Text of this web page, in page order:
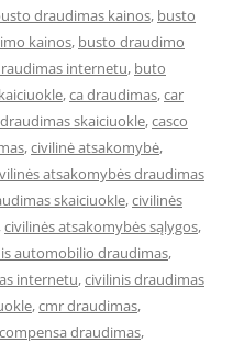
draudimas kainos, busto
kainos, busto draudimo
internetu, buto
,ca draudimas,car
skaiciuokle,casco
,civilinė atsakomybė,
atsakomybės draudimas
skaiciuokle,civilinės
,civilinės atsakomybės sąlygos,
automobilio draudimas,
internetu,civilinis draudimas
,cmr draudimas,
compensa draudimas,